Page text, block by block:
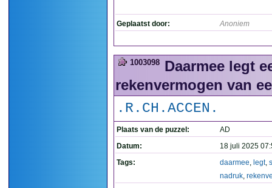
Geplaatst door: Anoniem
1003098 Daarmee legt
rekenvermogen van
.R.CH.ACCEN.
Plaats van de puzzel:
AD
Datum:
18 juli 2025
Tags:
daarmee, legt,
nadruk,